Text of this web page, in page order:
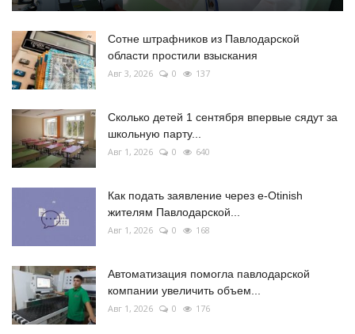
Сотне штрафников из Павлодарской
области простили взыскания
Авг 3, 2026 0 137
Сколько детей 1 сентября впервые сядут за
школьную парту...
Авг 1, 2026 0 640
Как подать заявление через e-Otinish
жителям Павлодарской...
Авг 1, 2026 0 168
Автоматизация помогла павлодарской
компании увеличить объем...
Авг 1, 2026 0 176